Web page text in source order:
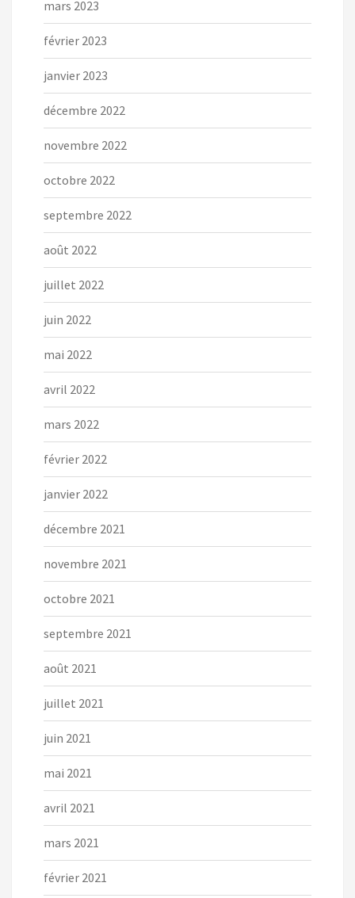
mars 2023
février 2023
janvier 2023
décembre 2022
novembre 2022
octobre 2022
septembre 2022
août 2022
juillet 2022
juin 2022
mai 2022
avril 2022
mars 2022
février 2022
janvier 2022
décembre 2021
novembre 2021
octobre 2021
septembre 2021
août 2021
juillet 2021
juin 2021
mai 2021
avril 2021
mars 2021
février 2021